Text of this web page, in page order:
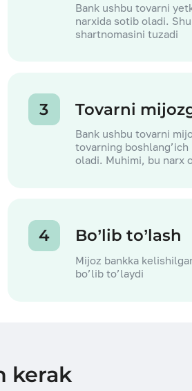
Bank ushbu tovarni
narxida sotib oladi.
shartnomasini tuzadi
3 Tovarni
Bank ushbu tovarni
tovarning boshlang’ich
oladi. Muhimi, bu narx
4 Bo’lib to’lash
Mijoz bankka
bo’lib to’laydi
kerak